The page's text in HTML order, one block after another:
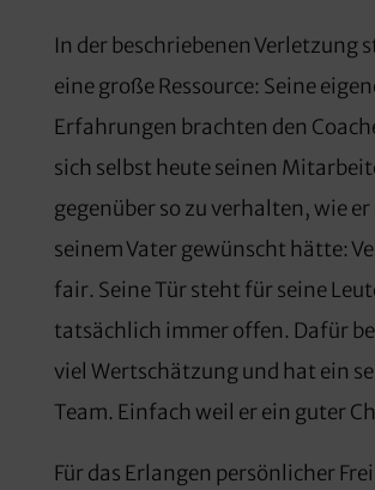
In der beschriebenen Verletzung
eine große Ressource: Seine
Erfahrungen brachten den
sich selbst heute seinen
gegenüber so zu verhalten, wie er
seinem Vater gewünscht hätte:
fair. Seine Tür steht für seine
tatsächlich immer offen. Dafür
viel Wertschätzung und hat ein
Team. Einfach weil er ein guter
Für das Erlangen persönlicher